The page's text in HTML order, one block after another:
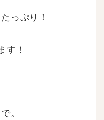
っぷり！
す！
。